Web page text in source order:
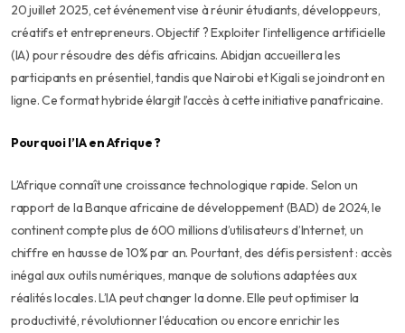
20 juillet 2025, cet événement vise à réunir étudiants, développeurs,
créatifs et entrepreneurs. Objectif ? Exploiter l’intelligence artificielle
(IA) pour résoudre des défis africains. Abidjan accueillera les
participants en présentiel, tandis que Nairobi et Kigali se joindront en
ligne. Ce format hybride élargit l’accès à cette initiative panafricaine.
Pourquoi l’IA en Afrique ?
L’Afrique connaît une croissance technologique rapide. Selon un
rapport de la Banque africaine de développement (BAD) de 2024, le
continent compte plus de 600 millions d’utilisateurs d’Internet, un
chiffre en hausse de 10% par an. Pourtant, des défis persistent : accès
inégal aux outils numériques, manque de solutions adaptées aux
réalités locales. L’IA peut changer la donne. Elle peut optimiser la
productivité, révolutionner l’éducation ou encore enrichir les